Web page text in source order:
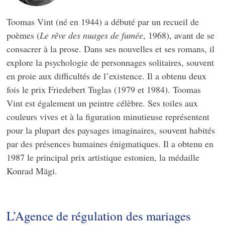
Toomas Vint (né en 1944) a débuté par un recueil de
poèmes (Le rêve des nuages de fumée, 1968), avant de se
consacrer à la prose. Dans ses nouvelles et ses romans, il
explore la psychologie de personnages solitaires, souvent
en proie aux difficultés de l’existence. Il a obtenu deux
fois le prix Friedebert Tuglas (1979 et 1984). Toomas
Vint est également un peintre célèbre. Ses toiles aux
couleurs vives et à la figuration minutieuse représentent
pour la plupart des paysages imaginaires, souvent habités
par des présences humaines énigmatiques. Il a obtenu en
1987 le principal prix artistique estonien, la médaille
Konrad Mägi.
L’Agence de régulation des mariages